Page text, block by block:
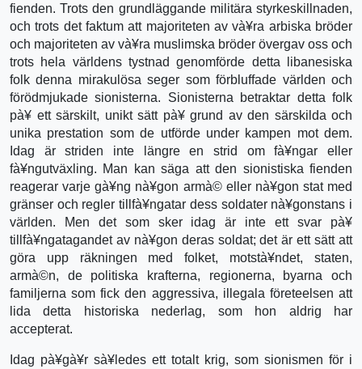
fienden. Trots den grundläggande militära styrkeskillnaden,
och trots det faktum att majoriteten av và¥ra arbiska bröder
och majoriteten av và¥ra muslimska bröder övergav oss och
trots hela världens tystnad genomförde detta libanesiska
folk denna mirakulösa seger som förbluffade världen och
förödmjukade sionisterna. Sionisterna betraktar detta folk
pà¥ ett särskilt, unikt sätt pà¥ grund av den särskilda och
unika prestation som de utförde under kampen mot dem.
Idag är striden inte längre en strid om fà¥ngar eller
fà¥ngutväxling. Man kan säga att den sionistiska fienden
reagerar varje gà¥ng nà¥gon armà© eller nà¥gon stat med
gränser och regler tillfà¥ngatar dess soldater nà¥gonstans i
världen. Men det som sker idag är inte ett svar pà¥
tillfà¥ngatagandet av nà¥gon deras soldat; det är ett sätt att
göra upp räkningen med folket, motstà¥ndet, staten,
armà©n, de politiska krafterna, regionerna, byarna och
familjerna som fick den aggressiva, illegala företeelsen att
lida detta historiska nederlag, som hon aldrig har
accepterat.
Idag pà¥gà¥r sà¥ledes ett totalt krig, som sionismen för i